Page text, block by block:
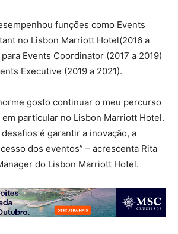
funções como Events
no Lisbon Marriott Hotel(2016 a
Events Coordinator (2017 a 2019)
Executive (2019 a 2021).
gosto continuar o meu percurso
particular no Lisbon Marriott Hotel.
é garantir a inovação, a
dos eventos” – acrescenta Rita
do Lisbon Marriott Hotel.